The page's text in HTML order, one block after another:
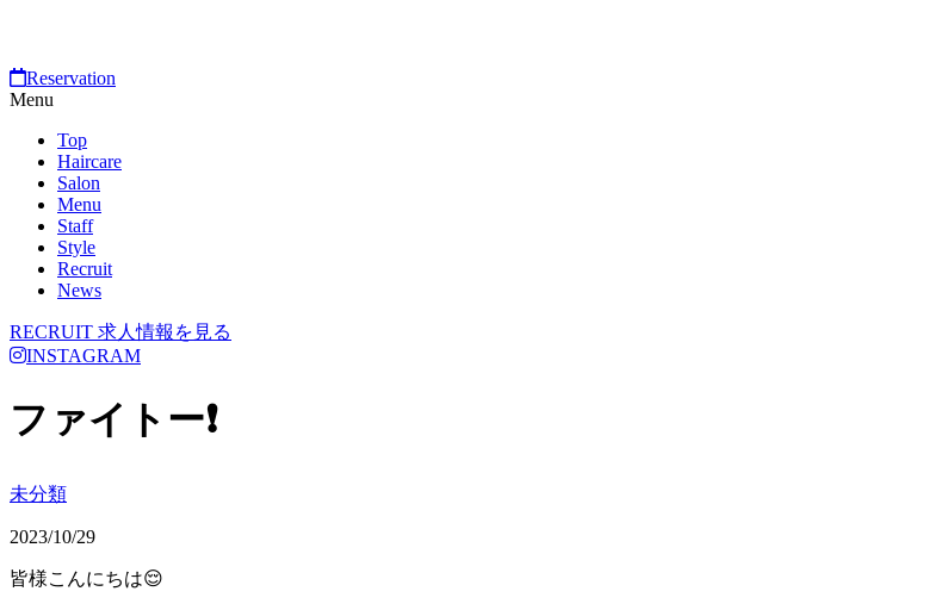
Reservation
Menu
Top
Haircare
Salon
Menu
Staff
Style
Recruit
News
RECRUIT 求人情報を見る
INSTAGRAM
ファイトー❗
未分類
2023/10/29
皆様こんにちは😌